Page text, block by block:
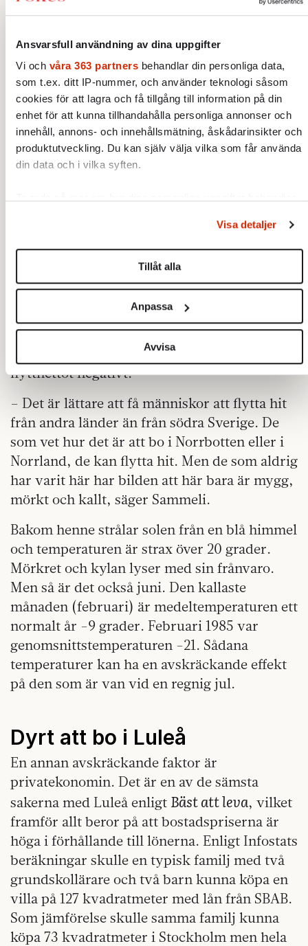
Ansvarsfull användning av dina uppgifter
Vi och våra 363 partners behandlar din personliga data,
som t.ex. ditt IP-nummer, och använder teknologi såsom
cookies för att lagra och få tillgång till information på din
enhet för att kunna tillhandahålla personliga annonser och
innehåll, annons- och innehållsmätning, åskådarinsikter och
produktutveckling. Du kan själv välja vilka som får använda
din data och i vilka syften.
ändra eller dra tillbaka ditt samtycke när som helst från
cookie-förklaringen.
Vi använder enhetsidentifierare för att anpassa innehållet
sociala medier och analysera vår trafik. Vi vidarebefordrar
även sådana identifierare och annan information från din
enhet till de sociala medier och annons- och analysföretag
som vi samarbetar med. Dessa kan i sin tur kombinera
informationen med annan information som du har
tillhandahållit eller som de har samlat in när du har använt
deras tjänster.
Om du vill läsa mer om hur vi hanterar personuppgifter kan
du göra dethär.
Visa detaljer
Tillåt alla
Anpassa
Avvisa
Luleå. Foto: Susanne Lindholm / TT
En rapport kommunen tog fram i början av
kan öka på naturlig väg – att fler föds än dör
– men om folkökningen ska gå snabbare
också ett så kallat positivt flyttnetto: det är
fler som flyttar till Luleå från resten av
Norrbotten än som flyttar från staden ut i
länet. Samma sak gäller utlandet, inte minst
eftersom universitetet lockar utländska
studenter. Men gentemot resten av Sverige är
flyttnettot negativt.
– Det är lättare att få människor att flytta hit
från andra länder än från södra Sverige. De
som vet hur det är att bo i Norrbotten eller i
Norrland, de kan flytta hit. Men de som aldrig
har varit här har bilden att här bara är mygg,
mörkt och kallt, säger Sammeli.
Bakom henne strålar solen från en blå himmel
och temperaturen är strax över 20 grader.
Mörkret och kylan lyser med sin frånvaro.
Men så är det också juni. Den kallaste
månaden (februari) är medeltemperaturen ett
normalt år -9 grader. Februari 1985 var
genomsnittstemperaturen -21. Sådana
temperaturer kan ha en avskräckande effekt
på den som är van vid en regnig jul.
Dyrt att bo i Luleå
En annan avskräckande faktor är
privatekonomin. Det är en av de sämsta
sakerna med Luleå enligt Bäst att leva, vilket
framför allt beror på att bostadspriserna är
höga i förhållande till lönerna. Enligt Infostats
beräkningar skulle en typisk familj med två
grundskollärare och två barn kunna köpa en
villa på 127 kvadratmeter med lån från SBAB.
Som jämförelse skulle samma familj kunna
köpa 73 kvadratmeter i Stockholm men hela